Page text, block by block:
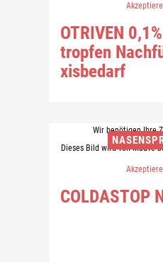
OTRI­VEN
trop­fen
xis­be­darf
Wir benötigen Ihre
Dieses Bild wird von Mauve
COLD­A­STOP